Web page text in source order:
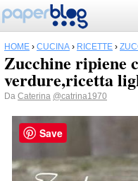
HOME › CUCINA › RICETTE ›
Zucchine ripiene
verdure,ricetta
Da Caterina @catrina1970
Save